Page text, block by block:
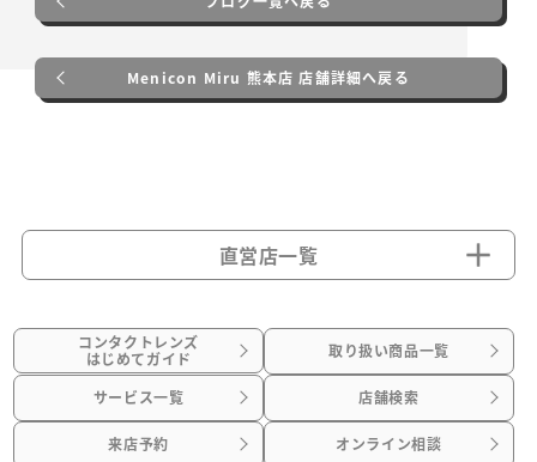
Menicon Miru 熊本店 店舗詳細へ戻る
直営店一覧
コンタクトレンズ
はじめてガイド 取り扱い商品一覧
サービス一覧 店舗検索
来店予約 オンライン相談